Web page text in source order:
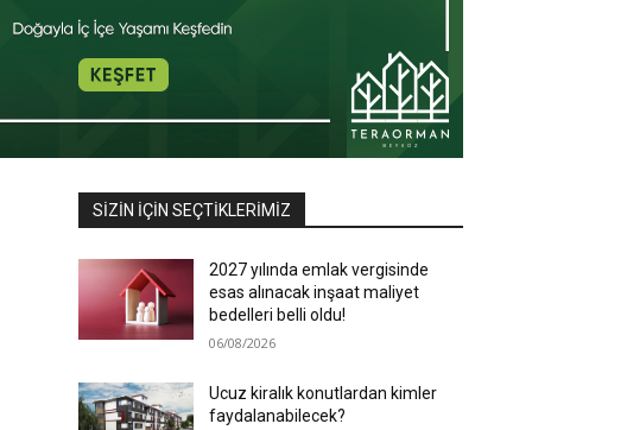
SIZIN İÇIN SEÇTIKLERIMIZ
2027 yılında emlak vergisinde
esas alınacak inşaat maliyet
bedelleri belli oldu!
06/08/2026
Ucuz kiralık konutlardan kimler
faydalanabilecek?